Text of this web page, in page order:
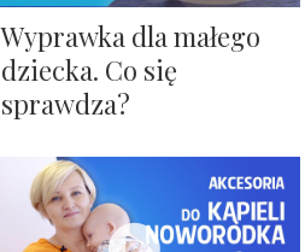
Wyprawka dla małego
dziecka. Co się
sprawdza?